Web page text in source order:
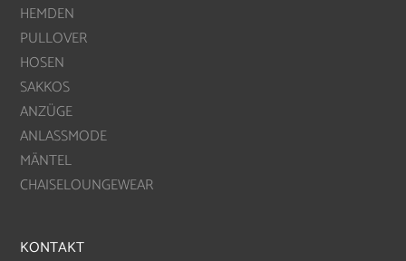
HEMDEN
PULLOVER
HOSEN
SAKKOS
ANZÜGE
ANLASSMODE
MÄNTEL
CHAISELOUNGEWEAR
KONTAKT